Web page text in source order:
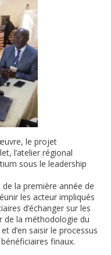
le projet
l’atelier régional
sous le leadership
la première année de
les acteur impliqués
d’échanger sur les
de la méthodologie du
d’en saisir le processus
finaux.